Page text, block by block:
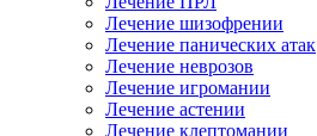
Лечение шизофрении
Лечение панических атак
Лечение неврозов
Лечение игромании
Лечение астении
Лечение клептомании